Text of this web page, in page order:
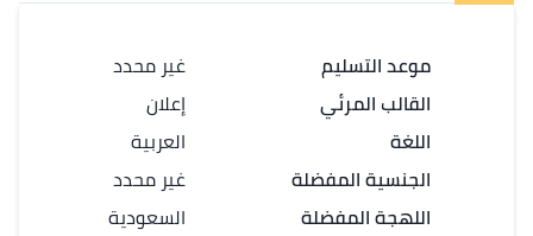
موعد التسليم
القالب المرئي
اللغة
الجنسية المفضلة
اللهجة المفضلة
غير محدد
إعلان
العربية
غير محدد
السعودية